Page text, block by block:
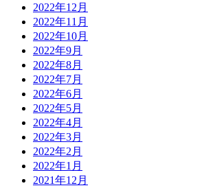
2022年12月
2022年11月
2022年10月
2022年9月
2022年8月
2022年7月
2022年6月
2022年5月
2022年4月
2022年3月
2022年2月
2022年1月
2021年12月